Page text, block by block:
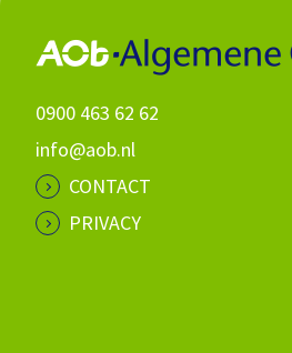
0900 463 62 62
info@aob.nl
CONTACT
PRIVACY